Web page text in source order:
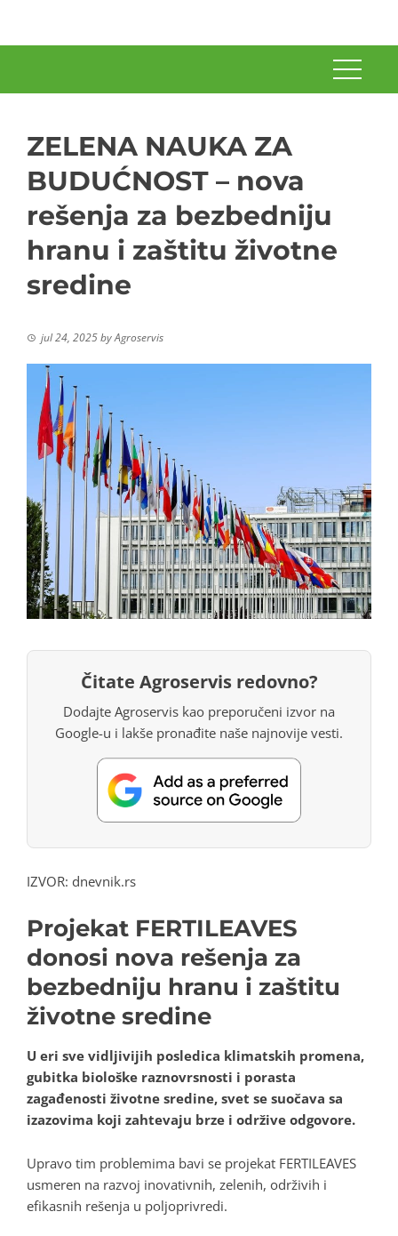
ZELENA NAUKA ZA
BUDUĆNOST – nova
rešenja za bezbedniju
hranu i zaštitu životne
sredine
jul 24, 2025byAgroservis
Čitate Agroservis redovno?
Dodajte Agroservis kao preporučeni izvor na
Google-u i lakše pronađite naše najnovije vesti.
IZVOR: dnevnik.rs
Projekat FERTILEAVES
donosi nova rešenja za
bezbedniju hranu i zaštitu
životne sredine
U eri sve vidljivijih posledica klimatskih promena,
gubitka biološke raznovrsnosti i porasta
zagađenosti životne sredine, svet se suočava sa
izazovima koji zahtevaju brze i održive odgovore.
Upravo tim problemima bavi se projekat FERTILEAVES
usmeren na razvoj inovativnih, zelenih, održivih i
efikasnih rešenja u poljoprivredi.